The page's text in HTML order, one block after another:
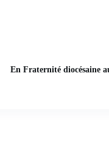
En Fraternité diocésaine